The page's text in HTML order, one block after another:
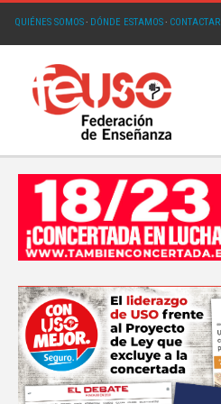
QUIÉNES SOMOS· DÓNDE ESTAMOS· CONTACTAR